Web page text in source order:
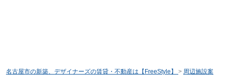
名古屋市の新築、デザイナーズの賃貸・不動産は【FreeStyle】 > 周辺施設案